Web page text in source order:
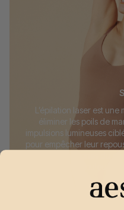
L’épilation laser est
éliminer les poils de
impulsions lumineuses
pour empêcher leur